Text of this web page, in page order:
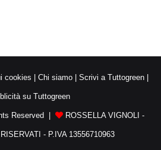
cookies Chi siamo| Scrivi a Tuttogreen|
su Tuttogreen
Reserved | ROSSELLA VIGNOLI -
- P.IVA 13556710963